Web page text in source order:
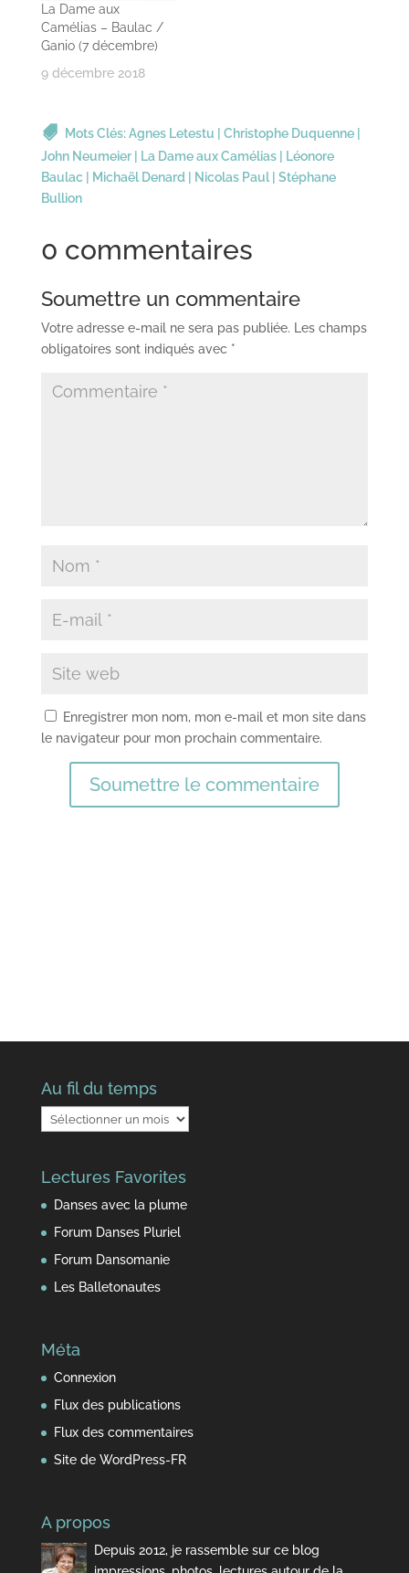
La Dame aux
Camélias – Baulac /
Ganio (7 décembre)
9 décembre 2018
Mots Clés:Agnes Letestu | Christophe Duquenne|
John Neumeier| La Dame aux Camélias|
Léonore
Baulac| Michaël Denard Nicolas Paul| Stéphane
Bullion
0 commentaires
Soumettre un commentaire
Votre adresse e-mail ne sera pas publiée.
Les champs
obligatoires sont indiqués avec *
Enregistrer mon nom, mon e-mail et mon site dans
le navigateur pour mon prochain commentaire.
Soumettre le commentaire
Au fil du temps
Au
fil
temps
Lectures Favorites
Danses avec la plume
Forum Danses Pluriel
Forum Dansomanie
Les Balletonautes
Méta
Connexion
Flux des publications
Flux des commentaires
Site de WordPress-FR
A propos
Depuis 2012, je rassemble sur ce blog